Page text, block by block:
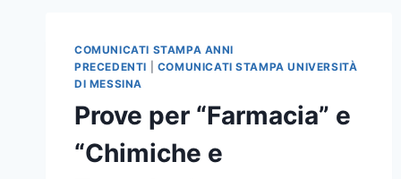
E
DI
SETTORE
PIANTE
COMUNICATI STAMPA ANNI
PRECEDENTI
COMUNICATI STAMPA UNIVERSITÀ
DI MESSINA
Prove per “Farmacia” e
“Chimiche e